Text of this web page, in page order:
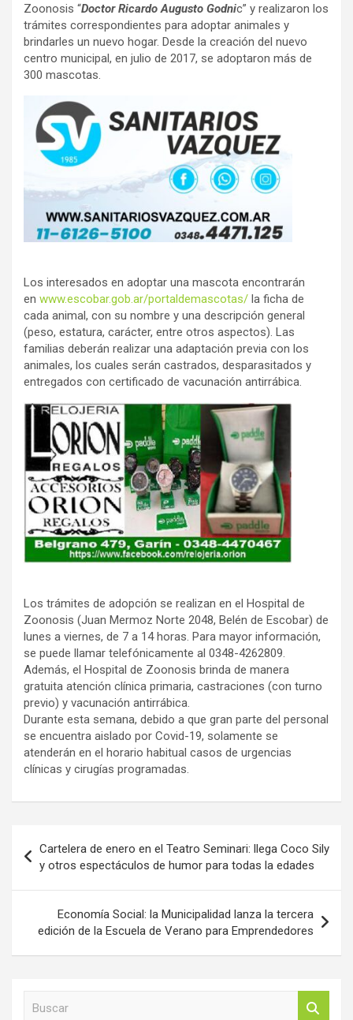
Zoonosis “Doctor Ricardo Augusto Godnic” y realizaron los
trámites correspondientes para adoptar animales y
brindarles un nuevo hogar. Desde la creación del nuevo
centro municipal, en julio de 2017, se adoptaron más de
300 mascotas.
Los interesados en adoptar una mascota encontrarán
en www.escobar.gob.ar/portaldemascotas/ la ficha de
cada animal, con su nombre y una descripción general
(peso, estatura, carácter, entre otros aspectos). Las
familias deberán realizar una adaptación previa con los
animales, los cuales serán castrados, desparasitados y
entregados con certificado de vacunación antirrábica.
Los trámites de adopción se realizan en el Hospital de
Zoonosis (Juan Mermoz Norte 2048, Belén de Escobar) de
lunes a viernes, de 7 a 14 horas. Para mayor información,
se puede llamar telefónicamente al 0348-4262809.
Además, el Hospital de Zoonosis brinda de manera
gratuita atención clínica primaria, castraciones (con turno
previo) y vacunación antirrábica.
Durante esta semana, debido a que gran parte del personal
se encuentra aislado por Covid-19, solamente se
atenderán en el horario habitual casos de urgencias
clínicas y cirugías programadas.
de
entradas
Cartelera de enero en el Teatro Seminari: llega Coco Sily
y otros espectáculos de humor para todas la edades
Economía Social: la Municipalidad lanza la tercera
edición de la Escuela de Verano para Emprendedores